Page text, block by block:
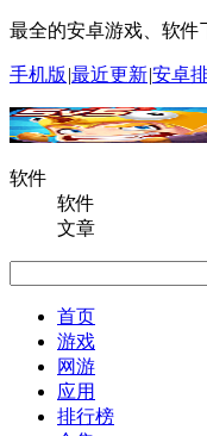
最全的安卓游戏、软件
手机版 |最近更新|安卓
软件
软件
文章
首页
游戏
网游
应用
排行榜